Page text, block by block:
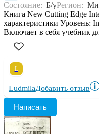
Состояние: Б/уРегион:
Книга New Cutting Edge
характеристики Уровень:
Включает в себя учебник
L
LudmilaДобавить отзыв
Написать